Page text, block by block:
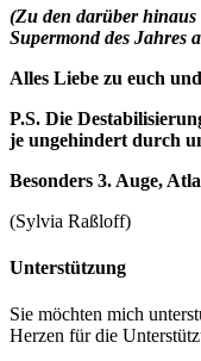
(Zu den darüber hinaus
Supermond des Jahres
Alles Liebe zu euch
P.S. Die
je ungehindert durch
Besonders 3. Auge,
(Sylvia Raßloff)
Unterstützung
Sie möchten mich
Herzen für die